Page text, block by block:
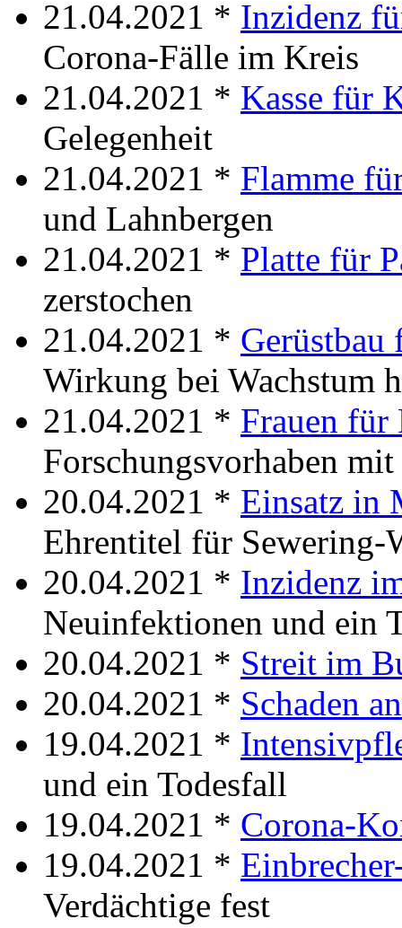
21.04.2021 * Inzidenz
Corona-Fälle im Kreis
21.04.2021 * Kasse für
Gelegenheit
21.04.2021 * Flamme
und Lahnbergen
21.04.2021 * Platte für
zerstochen
21.04.2021 * Gerüstbau
Wirkung bei Wachstum
21.04.2021 * Frauen für
Forschungsvorhaben
20.04.2021 * Einsatz in
Ehrentitel für Sewering-
20.04.2021 * Inzidenz
Neuinfektionen und ein
20.04.2021 * Streit im
20.04.2021 * Schaden
19.04.2021 *
und ein Todesfall
19.04.2021 * Corona-
19.04.2021 *
Verdächtige fest